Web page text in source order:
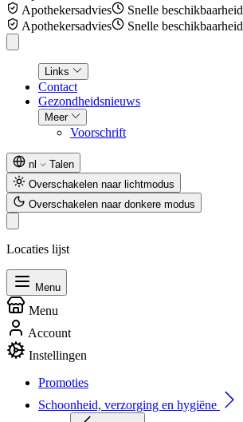
Apothekersadvies
Snelle beschikbaarheid
Apothekersadvies
Snelle beschikbaarheid
Links
Contact
Gezondheidsnieuws
Meer
Voorschrift
nl
Talen
Overschakelen naar lichtmodus
Overschakelen naar donkere modus
Locaties lijst
Menu
Menu
Account
Instellingen
Promoties
Schoonheid, verzorging en hygiëne